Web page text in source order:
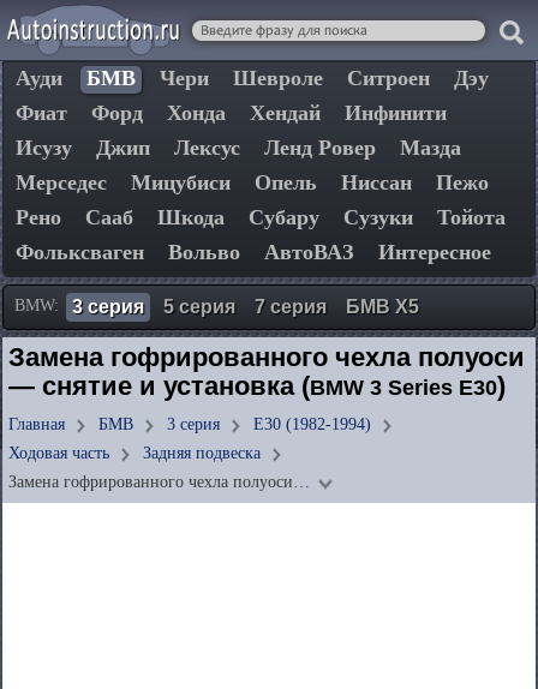
Ауди БМВ Чери Шевроле Ситроен
Дэу
Фиат
Форд Хонда Хендай
Инфинити
Исузу
Джип Лексус Ленд Ровер
Мазда
Мерседес
Мицубиси Опель Ниссан
Пежо
Рено
Сааб Шкода Субару Сузуки
Тойота
Фольксваген
Вольво АвтоВАЗ Интересное
BMW: 3 серия 5 серия 7 серия БМВ Х5
Замена гофрированного чехла полуоси
— снятие и установка (BMW 3 Series E30)
Главная БМВ 3 серия
E30 (1982-1994)
Ходовая часть
Задняя подвеска
Замена гофрированного чехла полуоси…